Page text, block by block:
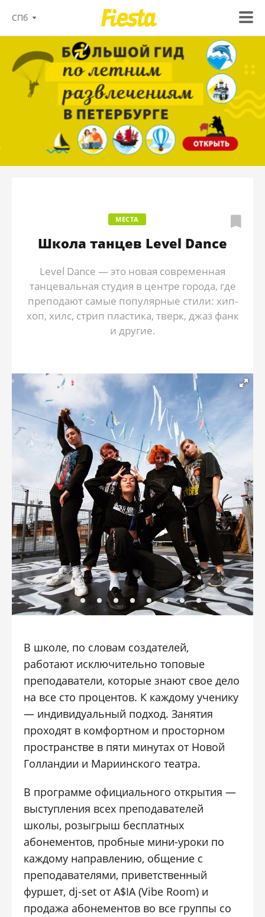
СПб
МЕСТА
Школа танцев Level Dance
Level Dance — это новая современная
танцевальная студия в центре города, где
преподают самые популярные стили: хип-
хоп, хилс, стрип пластика, тверк, джаз фанк
и другие.
В школе, по словам создателей,
работают исключительно топовые
преподаватели, которые знают свое дело
на все сто процентов. К каждому ученику
— индивидуальный подход. Занятия
проходят в комфортном и просторном
пространстве в пяти минутах от Новой
Голландии и Мариинского театра.
В программе официального открытия —
выступления всех преподавателей
школы, розыгрыш бесплатных
абонементов, пробные мини-уроки по
каждому направлению, общение с
преподавателями, приветственный
фуршет, dj-set от A$IA (Vibe Room) и
продажа абонементов во все группы со